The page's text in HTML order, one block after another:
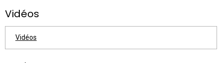
Vidéos
Vidéos